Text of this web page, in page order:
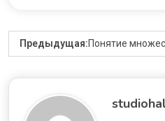
Предыдущая:Понятие